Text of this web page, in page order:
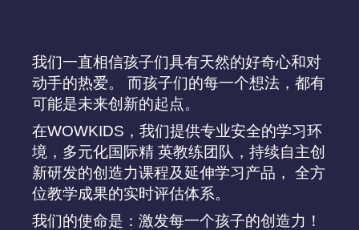
我们一直相信孩子们具有天然的好奇心和对
动手的热爱。 而孩子们的每一个想法，都有
可能是未来创新的起点。
在WOWKIDS，我们提供专业安全的学习环
境，多元化国际精 英教练团队，持续自主创
新研发的创造力课程及延伸学习产品， 全方
位教学成果的实时评估体系。
我们的使命是：激发每一个孩子的创造力！